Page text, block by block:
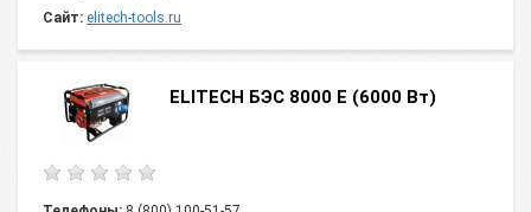
Сайт: elitech-tools.ru
ELITECH БЭС 8000 Е (6000 Вт)